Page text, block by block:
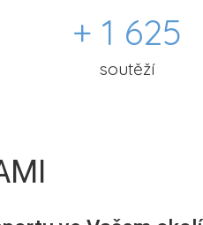
+ 1 625
soutěží